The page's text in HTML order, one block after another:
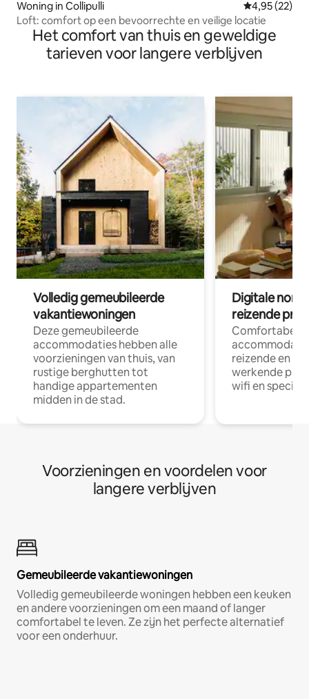
Woning in Collipulli Gemiddelde
4,95 (22)
Loft: comfort op een bevoorrechte en veilige locatie
Het comfort van thuis en geweldige
tarieven voor langere verblijven
Volledig gemeubileerde
vakantiewoningen
Deze gemeubileerde
accommodaties hebben alle
voorzieningen van thuis, van
rustige berghutten tot
handige appartementen
midden in de stad.
Digitale
reizende
Comfortabele
reizende en
werkende
wifi en
Voorzieningen en voordelen voor
langere verblijven
Gemeubileerde vakantiewoningen
Volledig gemeubileerde woningen hebben een keuken
en andere voorzieningen om een maand of langer
comfortabel te leven. Ze zijn het perfecte alternatief
voor een onderhuur.